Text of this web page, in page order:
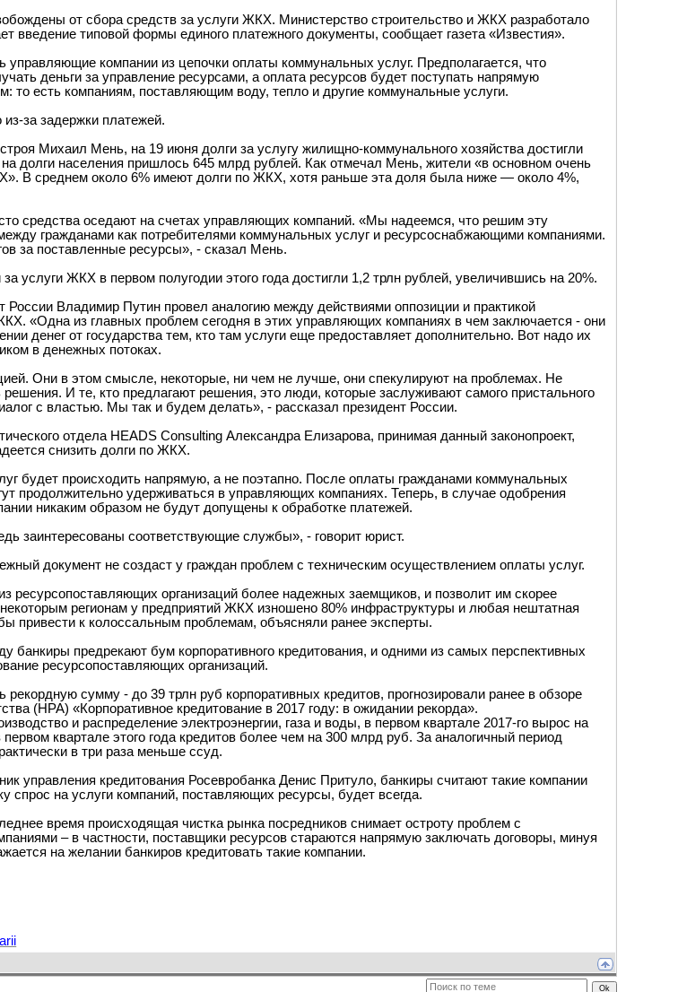
от сбора средств за услуги ЖКХ. Министерство строительство и ЖКХ разработало
введение типовой формы единого платежного документы, сообщает газета «Известия».
управляющие компании из цепочки оплаты коммунальных услуг. Предполагается, что
деньги за управление ресурсами, а оплата ресурсов будет поступать напрямую
то есть компаниям, поставляющим воду, тепло и другие коммунальные услуги.
за задержки платежей.
Михаил Мень, на 19 июня долги за услугу жилищно-коммунального хозяйства достигли
долги населения пришлось 645 млрд рублей. Как отмечал Мень, жители «в основном очень
В среднем около 6% имеют долги по ЖКХ, хотя раньше эта доля была ниже — около 4%,
средства оседают на счетах управляющих компаний. «Мы надеемся, что решим эту
гражданами как потребителями коммунальных услуг и ресурсоснабжающими компаниями.
за поставленные ресурсы», - сказал Мень.
услуги ЖКХ в первом полугодии этого года достигли 1,2 трлн рублей, увеличившись на 20%.
России Владимир Путин провел аналогию между действиями оппозиции и практикой
«Одна из главных проблем сегодня в этих управляющих компаниях в чем заключается - они
денег от государства тем, кто там услуги еще предоставляет дополнительно. Вот надо их
в денежных потоках.
Они в этом смысле, некоторые, ни чем не лучше, они спекулируют на проблемах. Не
решения. И те, кто предлагают решения, это люди, которые заслуживают самого пристального
с властью. Мы так и будем делать», - рассказал президент России.
отдела HEADS Consulting Александра Елизарова, принимая данный законопроект,
снизить долги по ЖКХ.
будет происходить напрямую, а не поэтапно. После оплаты гражданами коммунальных
продолжительно удерживаться в управляющих компаниях. Теперь, в случае одобрения
никаким образом не будут допущены к обработке платежей.
заинтересованы соответствующие службы», - говорит юрист.
документ не создаст у граждан проблем с техническим осуществлением оплаты услуг.
ресурсопоставляющих организаций более надежных заемщиков, и позволит им скорее
регионам у предприятий ЖКХ изношено 80% инфраструктуры и любая нештатная
привести к колоссальным проблемам, объясняли ранее эксперты.
банкиры предрекают бум корпоративного кредитования, и одними из самых перспективных
ресурсопоставляющих организаций.
рекордную сумму - до 39 трлн руб корпоративных кредитов, прогнозировали ранее в обзоре
(НРА) «Корпоративное кредитование в 2017 году: в ожидании рекорда».
и распределение электроэнергии, газа и воды, в первом квартале 2017-го вырос на
квартале этого года кредитов более чем на 300 млрд руб. За аналогичный период
в три раза меньше ссуд.
управления кредитования Росевробанка Денис Притуло, банкиры считают такие компании
спрос на услуги компаний, поставляющих ресурсы, будет всегда.
время происходящая чистка рынка посредников снимает остроту проблем с
– в частности, поставщики ресурсов стараются напрямую заключать договоры, минуя
на желании банкиров кредитовать такие компании.